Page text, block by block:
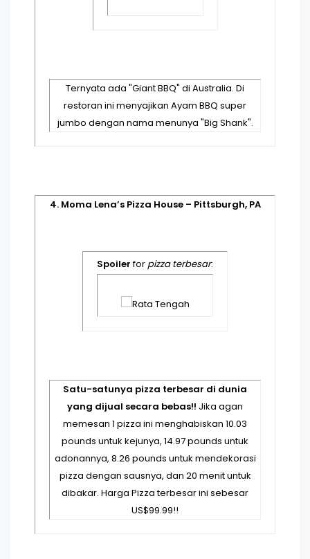
Ternyata ada "Giant BBQ" di Australia. Di
restoran ini menyajikan Ayam BBQ super
jumbo dengan nama menunya "Big Shank".
4. Moma Lena’s Pizza House – Pittsburgh, PA
Spoilerforpizza terbesar:
Satu-satunya pizza terbesar di dunia
yang dijual secara bebas!! Jika agan
memesan 1 pizza ini menghabiskan 10.03
pounds untuk kejunya, 14.97 pounds untuk
adonannya, 8.26 pounds untuk mendekorasi
pizza dengan sausnya, dan 20 menit untuk
dibakar. Harga Pizza terbesar ini sebesar
US$99.99!!